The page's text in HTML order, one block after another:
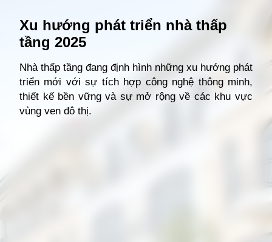
Xu hướng phát triển nhà thấp
tầng 2025
Nhà thấp tầng đang định hình những xu hướng phát
triển mới với sự tích hợp công nghệ thông minh,
thiết kế bền vững và sự mở rộng về các khu vực
vùng ven đô thị.